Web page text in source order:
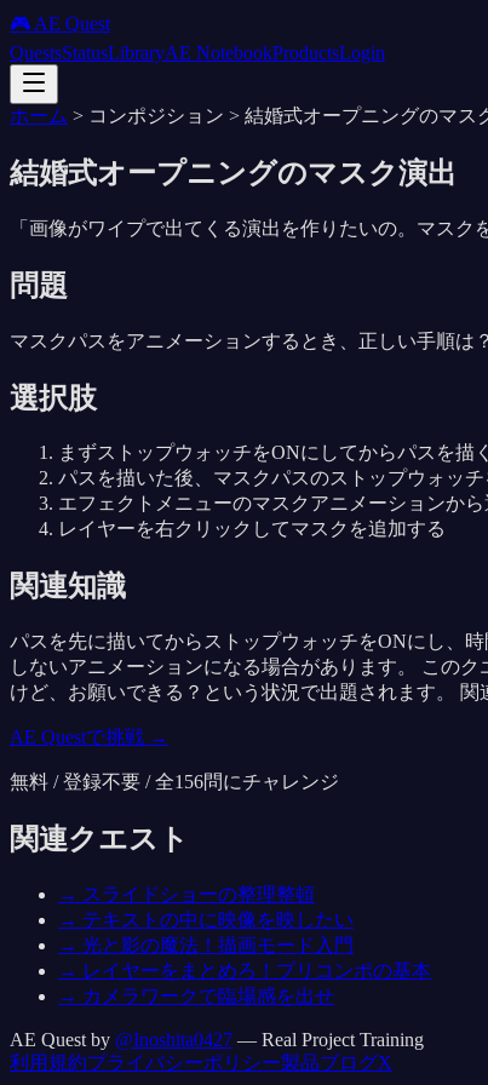
🎮 AE Quest
QuestsStatusLibraryAE NotebookProductsLogin
ホーム > コンポジション > 結婚式オープニングのマス
結婚式オープニングのマスク演出
「 画像がワイプで出てくる演出を作りたいの。マスク
問題
マスクパスをアニメーションするとき、正しい手順は？
選択肢
まずストップウォッチをONにしてからパスを描く
パスを描いた後、マスクパスのストップウォッチ
エフェクトメニューのマスクアニメーションから
レイヤーを右クリックしてマスクを追加する
関連知識
パスを先に描いてからストップウォッチをONにし、
しないアニメーションになる場合があります。 この
けど、お願いできる？という状況で出題されます。 関
AE Questで挑戦 →
無料 / 登録不要 / 全156問にチャレンジ
関連クエスト
→ スライドショーの整理整頓
→ テキストの中に映像を映したい
→ 光と影の魔法！描画モード入門
→ レイヤーをまとめろ！プリコンポの基本
→ カメラワークで臨場感を出せ
AE Quest by @Inoshita0427 — Real Project Training
利用規約プライバシーポリシー製品ブログX